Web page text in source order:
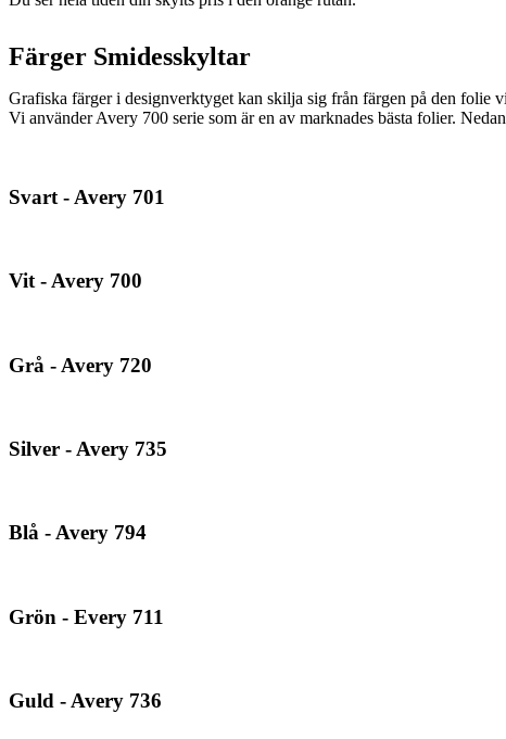
Färger Smidesskyltar
Grafiska färger i designverktyget kan skilja sig från färgen på den folie
Vi använder Avery 700 serie som är en av marknades bästa folier.
Svart - Avery 701
Vit - Avery 700
Grå - Avery 720
Silver - Avery 735
Blå - Avery 794
Grön - Every 711
Guld - Avery 736